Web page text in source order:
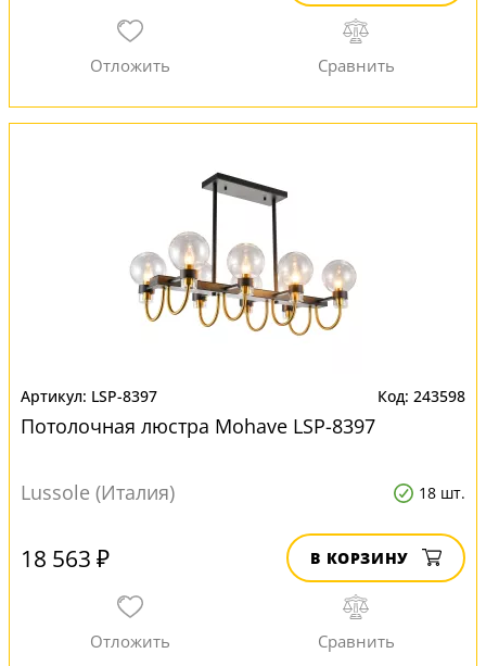
LSP-8397 243598
Потолочная люстра Mohave LSP-8397
Lussole (Италия) 18 шт.
18 563 ₽ В КОРЗИНУ